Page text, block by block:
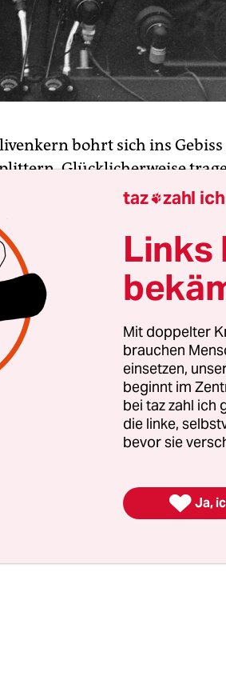
bohrt sich ins
Glücklicherweise
tagsüber. Kontrafaktisches
Andere gründen
samt gratis
und koch mir einen
an meiner Klotür ein Poster
Tode entronnen, finde
meinem Schreibtisch.
habe ich fast jeden ZDF-
Fall für zwei“, „Der letzte
jagen alte weiße Männer
Rhomben,
Schuss-Brezeln oder
taz zahl ich
Links
Mit doppelter
brauchen
einsetzen,
beginnt im
bei taz zahl ich
die linke,
bevor sie
 Ja,